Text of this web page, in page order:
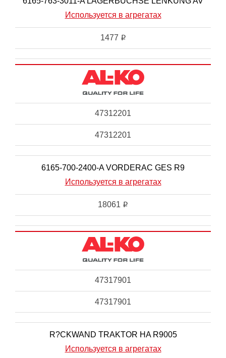
Используется в агрегатах
1477 i
47312201
47312201
6165-700-2400-A VORDERAC GES R9
Используется в агрегатах
18061 i
47317901
47317901
R?CKWAND TRAKTOR HA R9005
Используется в агрегатах